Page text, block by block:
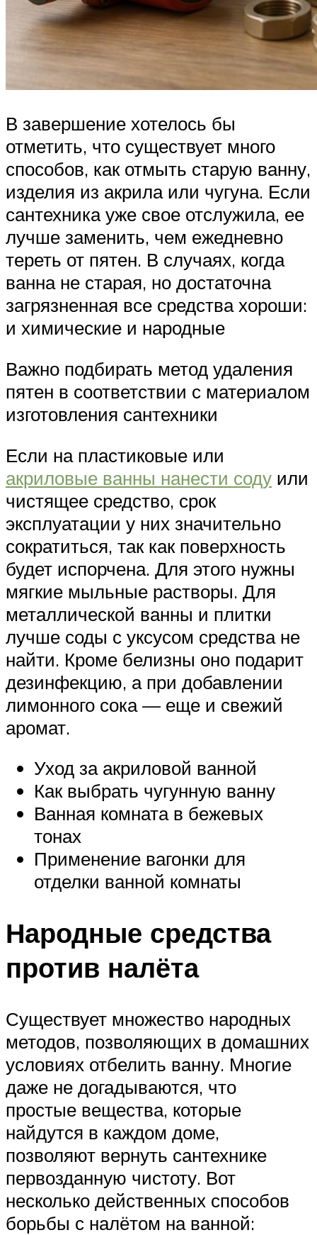
В завершение хотелось бы
отметить, что существует много
способов, как отмыть старую ванну,
изделия из акрила или чугуна. Если
сантехника уже свое отслужила, ее
лучше заменить, чем ежедневно
тереть от пятен. В случаях, когда
ванна не старая, но достаточна
загрязненная все средства хороши:
и химические и народные
Важно подбирать метод удаления
пятен в соответствии с материалом
изготовления сантехники
Если на пластиковые или
акриловые ванны нанести соду или
чистящее средство, срок
эксплуатации у них значительно
сократиться, так как поверхность
будет испорчена. Для этого нужны
мягкие мыльные растворы. Для
металлической ванны и плитки
лучше соды с уксусом средства не
найти. Кроме белизны оно подарит
дезинфекцию, а при добавлении
лимонного сока — еще и свежий
аромат.
Уход за акриловой ванной
Как выбрать чугунную ванну
Ванная комната в бежевых
тонах
Применение вагонки для
отделки ванной комнаты
Народные средства
против налёта
Существует множество народных
методов, позволяющих в домашних
условиях отбелить ванну. Многие
даже не догадываются, что
простые вещества, которые
найдутся в каждом доме,
позволяют вернуть сантехнике
первозданную чистоту. Вот
несколько действенных способов
борьбы с налётом на ванной: